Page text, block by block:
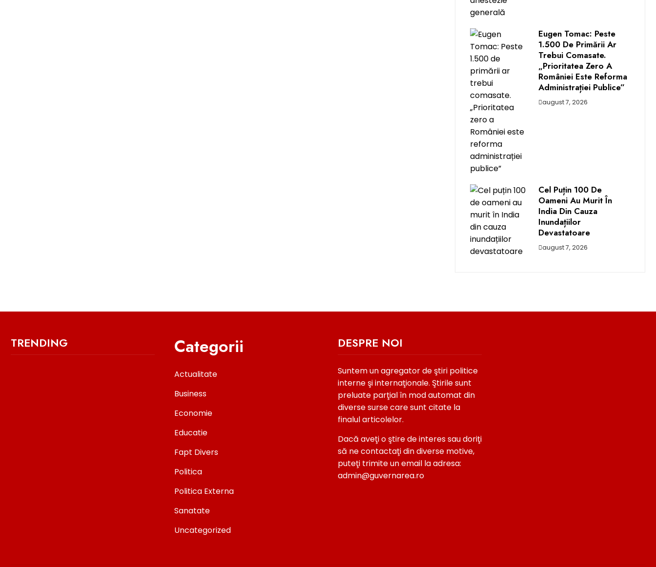
Eugen Tomac: Peste
1.500 De Primării Ar
Trebui Comasate.
„Prioritatea Zero A
României Este Reforma
Administrației Publice”
august 7, 2026
Cel Puțin 100 De
Oameni Au Murit În
India Din Cauza
Inundațiilor
Devastatoare
august 7, 2026
TRENDING Categorii
Actualitate
Business
Economie
Educatie
Fapt Divers
Politica
Politica Externa
Sanatate
Uncategorized
DESPRE NOI
Suntem un agregator de ştiri politice
interne şi internaţionale. Ştirile sunt
preluate parţial în mod automat din
diverse surse care sunt citate la
finalul articolelor.
Dacă aveţi o ştire de interes sau doriţi
să ne contactaţi din diverse motive,
puteţi trimite un email la adresa:
admin@guvernarea.ro